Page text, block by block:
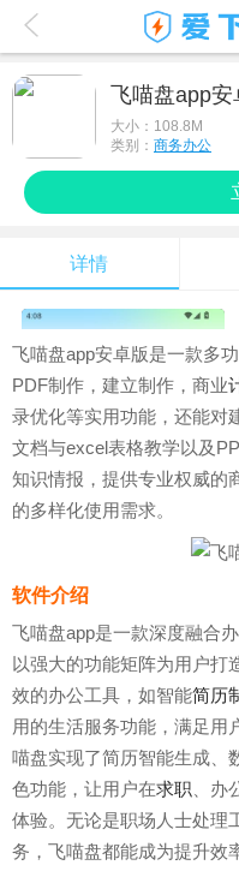
飞喵盘app
大小： 108.8M
类别： 商务办公
详情
飞喵盘app安卓版是一款多
PDF制作，建立制作，商业
录优化等实用功能，还能对
文档与excel表格教学以及
知识情报，提供专业权威的
的多样化使用需求。
软件介绍
飞喵盘app是一款深度融合
以强大的功能矩阵为用户打
效的办公工具，如智能简历
用的生活服务功能，满足用
喵盘实现了简历智能生成、
色功能，让用户在求职 、
体验。无论是职场人士处理
务，飞喵盘都能成为提升效